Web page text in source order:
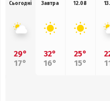
Сьогодні
29°
17°
Завтра
32°
16°
12.08
25°
15°